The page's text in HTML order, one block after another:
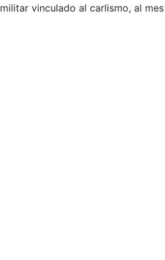
militar vinculado al carlismo, al